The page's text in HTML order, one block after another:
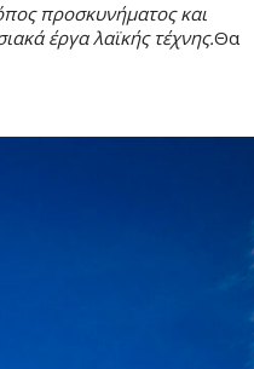
προσκυνήματος και
έργα λαϊκής τέχνης.Θα